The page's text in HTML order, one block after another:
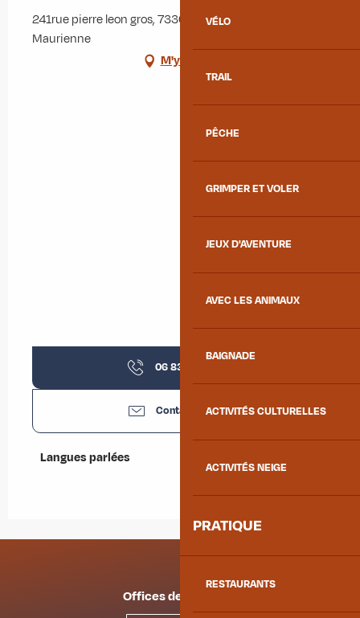
VÉLO
TRAIL
PÊCHE
GRIMPER ET VOLER
JEUX D'AVENTURE
AVEC LES ANIMAUX
BAIGNADE
ACTIVITÉS CULTURELLES
ACTIVITÉS NEIGE
PRATIQUE
RESTAURANTS
241rue pierre leon gros, 73300 Saint-Jean-de-
Maurienne
M'y rendre
06 83 63 97
Contactez-nous
Langues parlées
Langues parlées
Offices de tourisme